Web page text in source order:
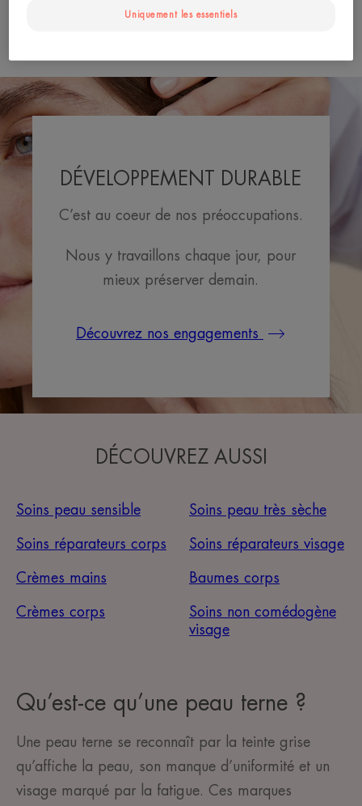
DÉVELOPPEMENT DURABLE
C’est au coeur de nos préoccupations.
Nous y travaillons chaque jour, pour
mieux préserver demain.
Découvrez nos engagements
DÉCOUVREZ AUSSI
Soins peau sensible Soins peau très sèche
Soins réparateurs corps Soins réparateurs visage
Crèmes mains Baumes corps
Crèmes corps
Soins non comédogène
visage
Qu’est-ce qu’une peau terne ?
Une peau terne se reconnaît par la teinte grise
qu’affiche la peau, son manque d’uniformité et un
visage marqué par la fatigue. Ces marques
Uniquement les essentiels